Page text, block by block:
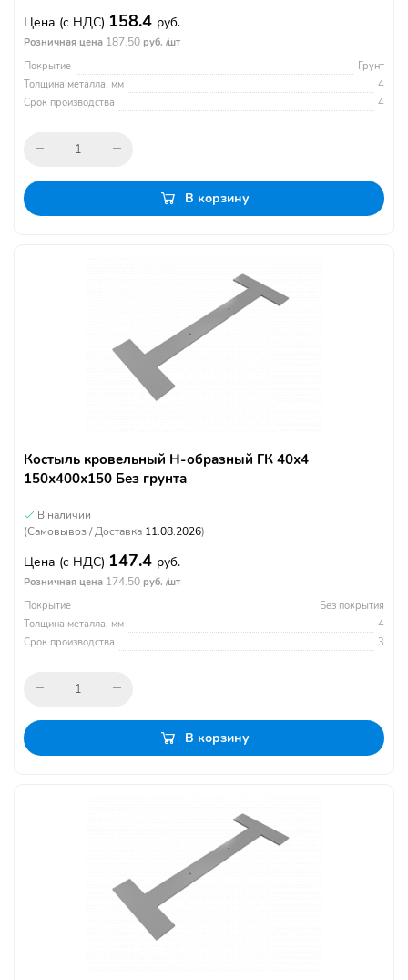
Цена (с НДС) 158.4 руб.
Розничная цена 187.50 руб. /шт
Покрытие
Грунт
Толщина металла, мм
4
Срок производства
4
В корзину
Костыль кровельный Н-образный ГК 40х4
150х400х150 Без грунта
В наличии
(Самовывоз / Доставка 11.08.2026)
Цена (с НДС) 147.4 руб.
Розничная цена 174.50 руб. /шт
Покрытие
Без покрытия
Толщина металла, мм
4
Срок производства
3
В корзину